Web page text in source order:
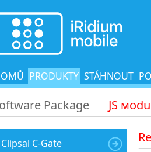
PRODUKTY STÁHNOUT
Package JS
Clipsal C-Gate